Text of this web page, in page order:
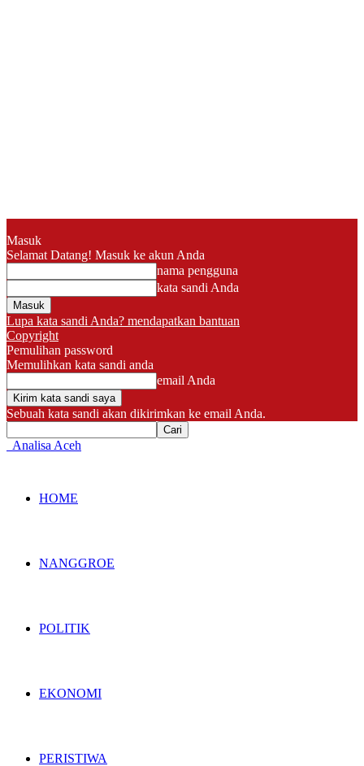
Masuk
Selamat Datang! Masuk ke akun Anda
nama pengguna
kata sandi Anda
Lupa kata sandi Anda? mendapatkan bantuan
Copyright
Pemulihan password
Memulihkan kata sandi anda
email Anda
Sebuah kata sandi akan dikirimkan ke email Anda.
Analisa Aceh
HOME
NANGGROE
POLITIK
EKONOMI
PERISTIWA